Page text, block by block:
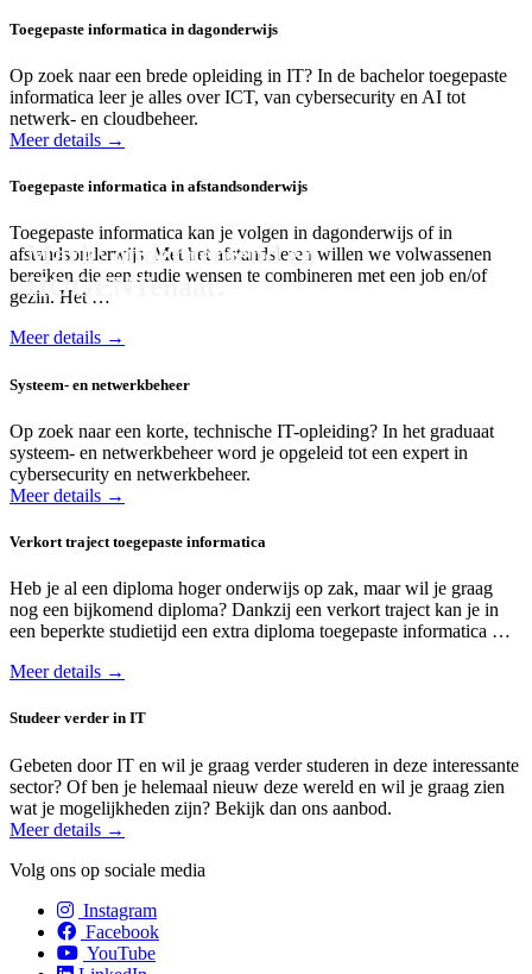
Mark: ondernemend en
HOGENTenaar.
Toegepaste informatica in dagonderwijs
Op zoek naar een brede opleiding in IT? In de bachelor toegepaste
informatica leer je alles over ICT, van cybersecurity en AI tot
netwerk- en cloudbeheer.
Meer details →
Toegepaste informatica in afstandsonderwijs
Toegepaste informatica kan je volgen in dagonderwijs of in
afstandsonderwijs. Met het afstandsleren willen we volwassenen
bereiken die een studie wensen te combineren met een job en/of
gezin. Het …
Meer details →
Systeem- en netwerkbeheer
Op zoek naar een korte, technische IT-opleiding? In het graduaat
systeem- en netwerk­beheer word je opgeleid tot een expert in
cybersecurity en netwerkbeheer.
Meer details →
Verkort traject toegepaste informatica
Heb je al een diploma hoger onderwijs op zak, maar wil je graag
nog een bijkomend diploma? Dankzij een verkort traject kan je in
een beperkte studietijd een extra diploma toegepaste informatica …
Meer details →
Studeer verder in IT
Gebeten door IT en wil je graag verder studeren in deze interessante
sector? Of ben je helemaal nieuw deze wereld en wil je graag zien
wat je mogelijkheden zijn? Bekijk dan ons aanbod.
Meer details →
Volg ons op sociale media
Instagram
Facebook
YouTube